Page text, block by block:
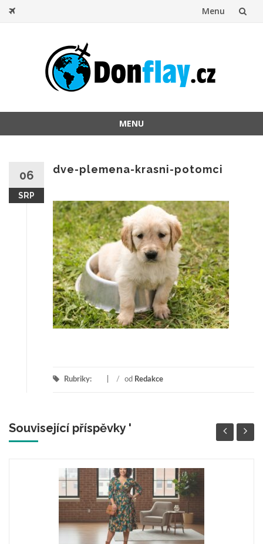
Menu
MENU
06
SRP
dve-plemena-krasni-potomci
Rubriky: / od Redakce
Související příspěvky '